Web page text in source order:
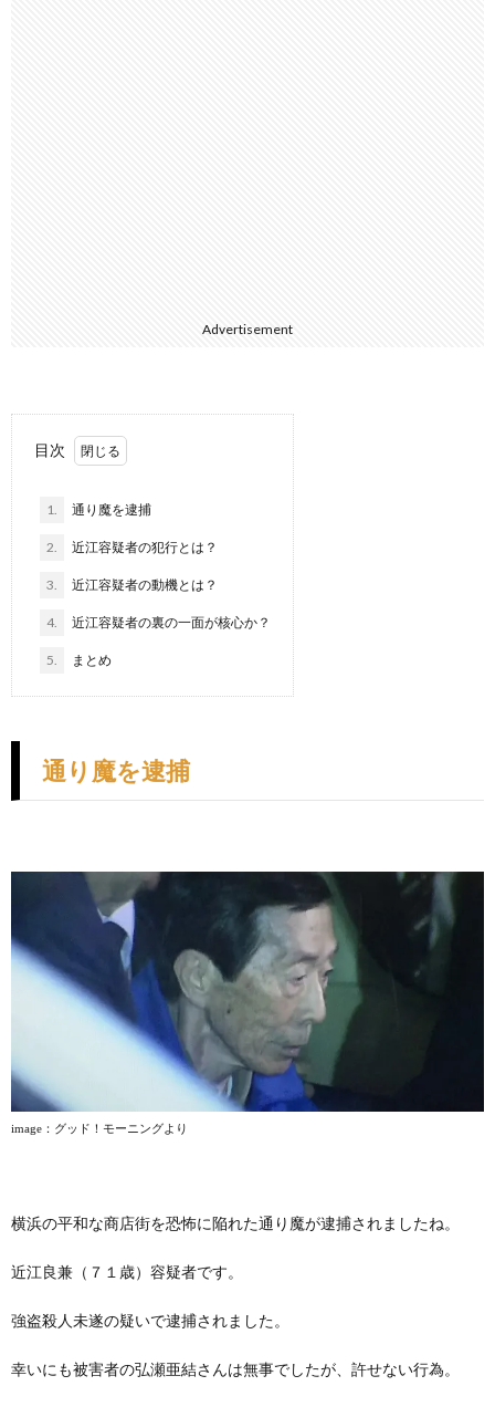
Advertisement
目次
1. 通り魔を逮捕
2. 近江容疑者の犯行とは？
3. 近江容疑者の動機とは？
4. 近江容疑者の裏の一面が核心か？
5. まとめ
通り魔を逮捕
image ：グッド！モーニングより
横浜の平和な商店街を恐怖に陥れた通り魔が逮捕されましたね。
近江良兼（７１歳）容疑者です。
強盗殺人未遂の疑いで逮捕されました。
幸いにも被害者の弘瀬亜結さんは無事でしたが、許せない行為。